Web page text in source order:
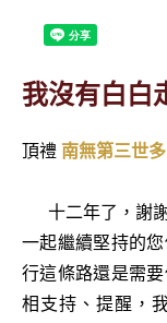
我沒有白白
頂禮 南無第三世
十二年了，謝謝
一起繼續堅持的
行這條路還是需
相支持、提醒，